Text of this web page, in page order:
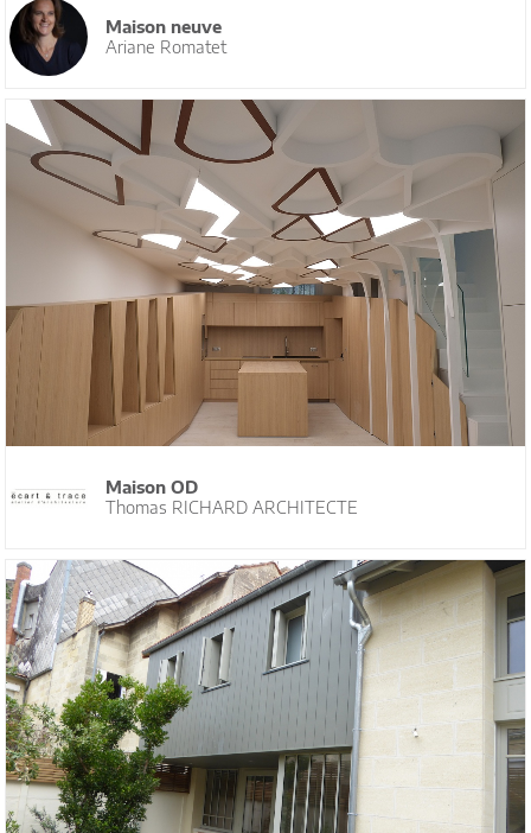
Maison neuve
Ariane Romatet
Maison OD
Thomas RICHARD ARCHITECTE